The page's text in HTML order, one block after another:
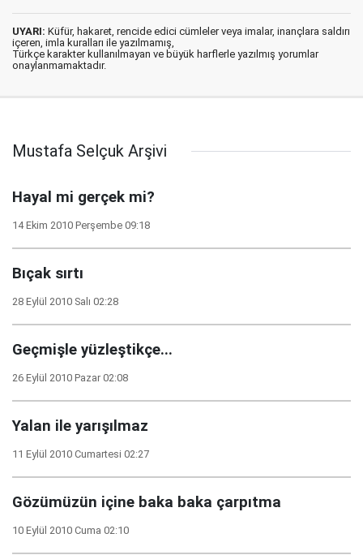
UYARI: Küfür, hakaret, rencide edici cümleler veya imalar, inançlara saldırı
içeren, imla kuralları ile yazılmamış,
Türkçe karakter kullanılmayan ve büyük harflerle yazılmış yorumlar
onaylanmamaktadır.
Mustafa Selçuk Arşivi
Hayal mi gerçek mi?
14 Ekim 2010 Perşembe 09:18
Bıçak sırtı
28 Eylül 2010 Salı 02:28
Geçmişle yüzleştikçe...
26 Eylül 2010 Pazar 02:08
Yalan ile yarışılmaz
11 Eylül 2010 Cumartesi 02:27
Gözümüzün içine baka baka çarpıtma
10 Eylül 2010 Cuma 02:10